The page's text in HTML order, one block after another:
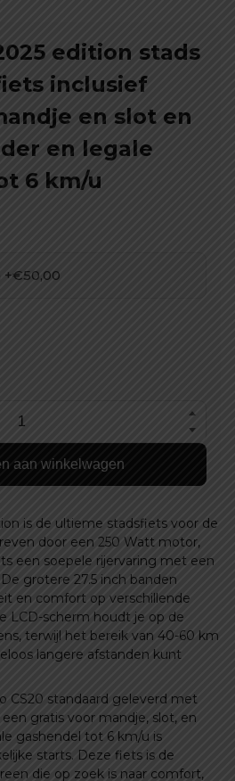
edition stads
inclusief
en slot en
en legale
6 km/u
+€50,00
aan winkelwagen
is de ultieme stadsfiets voor de
door een 250 Watt motor,
een soepele rijervaring met een
grotere 27.5 inch banden
en comfort op verschillende
LCD-scherm houdt je op de
terwijl het bereik van 40-60 km
langere afstanden kunt
CS20 standaard geleverd met
gratis voor mandje, slot, en
gashendel tot 6 km/u is
starts. Deze fiets is de
die op zoek is naar comfort,